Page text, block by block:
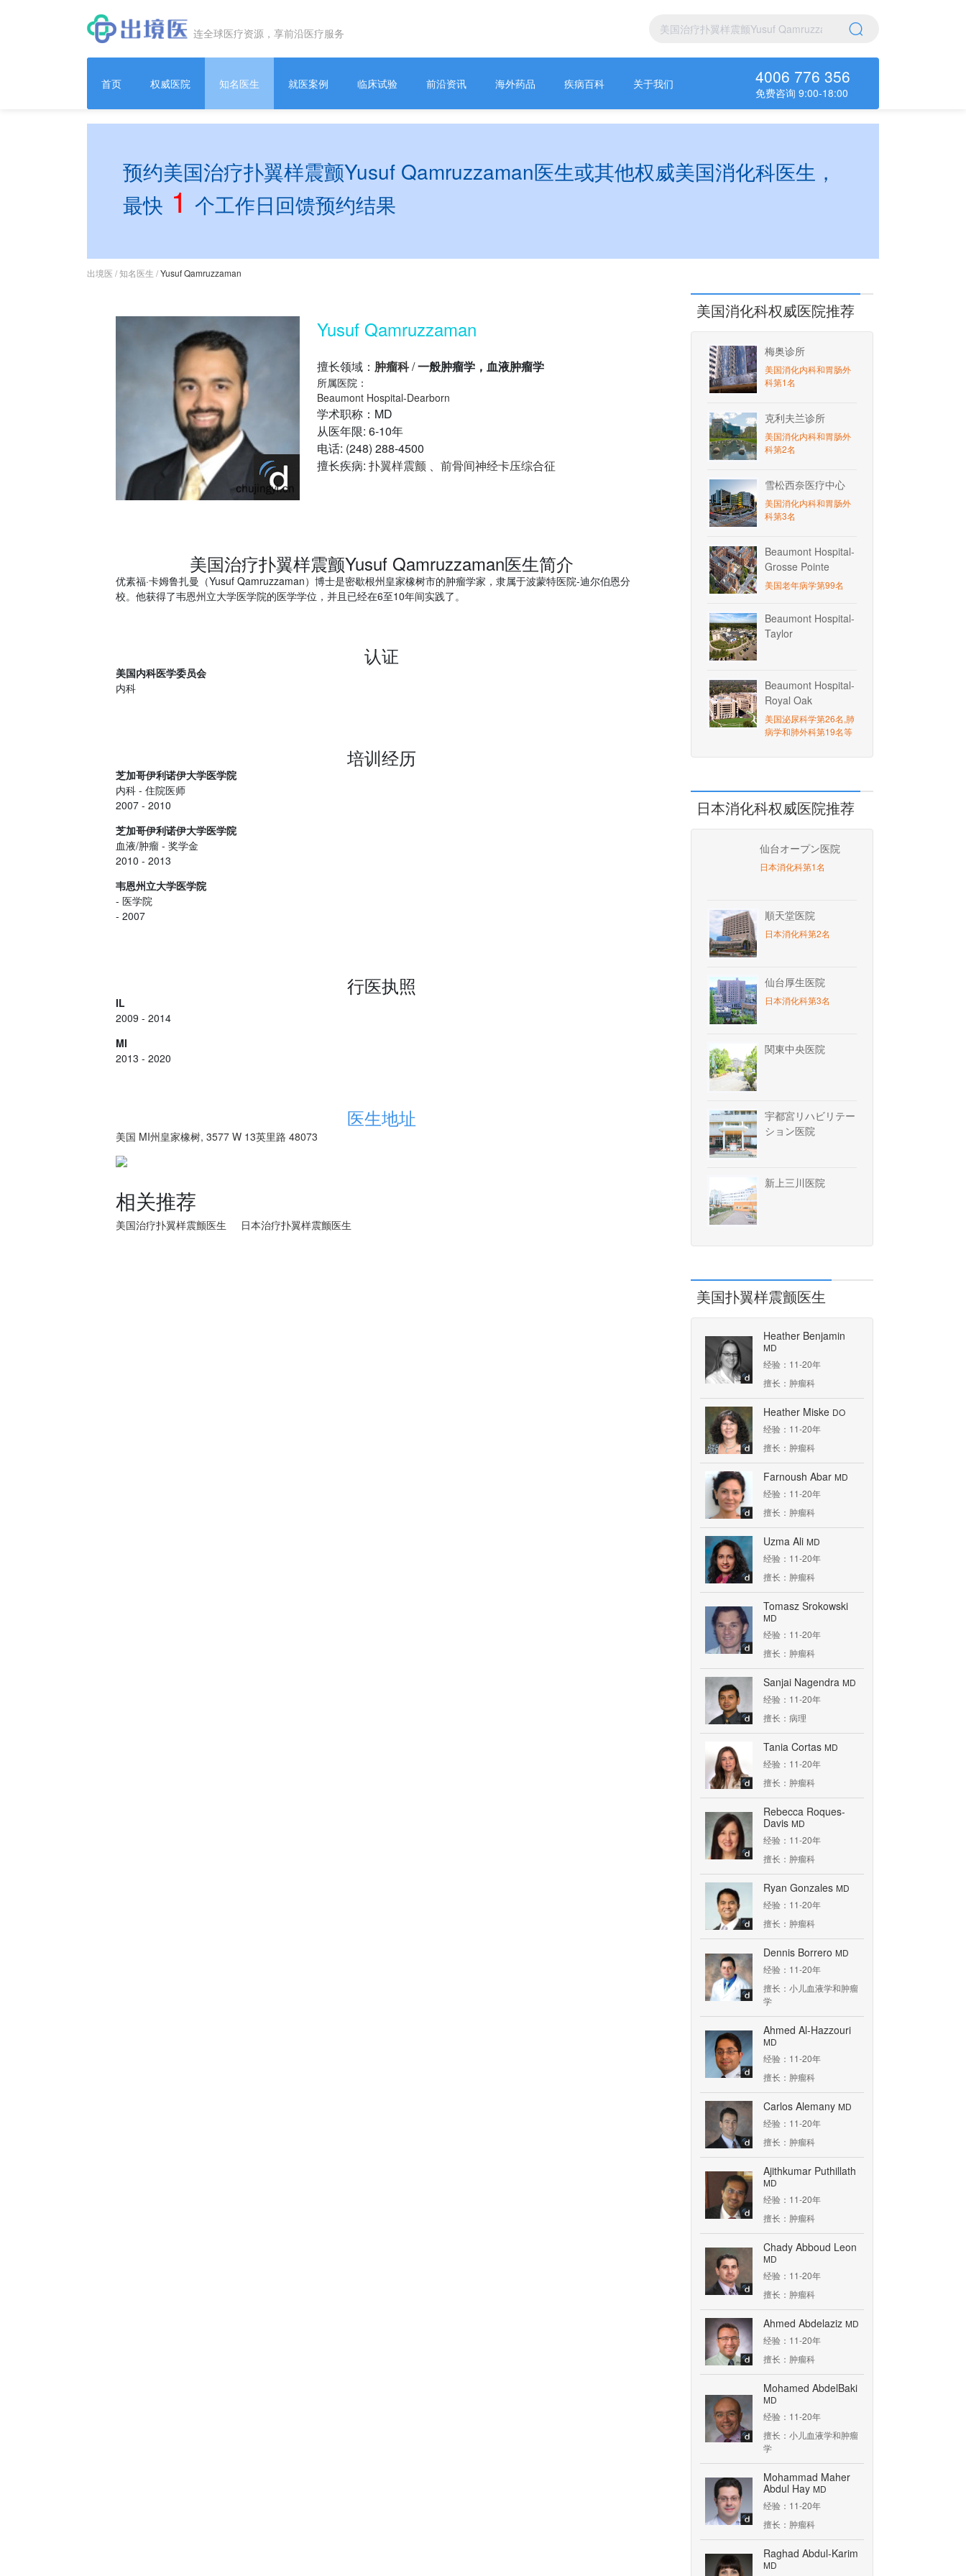
连全球医疗资源，享前沿医疗服务
首页 权威医院 知名医生 就医案例 临床试验 前沿资讯 海外药品 疾病百科 关于我们 4006 776 356
免费咨询 9:00-18:00
预约美国治疗扑翼样震颤Yusuf Qamruzzaman医生或其他权威美国消化科医生，
最快 1 个工作日回馈预约结果
出境医 /知名医生 /Yusuf Qamruzzaman
Yusuf Qamruzzaman
擅长领域： 肿瘤科/一般肿瘤学，血液肿瘤学
所属医院：
Beaumont Hospital-Dearborn
学术职称：MD
从医年限: 6-10年
电话: (248) 288-4500
擅长疾病: 扑翼样震颤、 前骨间神经卡压综合征
美国治疗扑翼样震颤Yusuf Qamruzzaman医生简介
优素福·卡姆鲁扎曼（Yusuf Qamruzzaman）博士是密歇根州皇家橡树市的肿瘤学家，隶属于波蒙特医院-迪尔伯恩分
校。他获得了韦恩州立大学医学院的医学学位，并且已经在6至10年间实践了。
认证
美国内科医学委员会
内科
培训经历
芝加哥伊利诺伊大学医学院
内科 - 住院医师
2007 - 2010
芝加哥伊利诺伊大学医学院
血液/肿瘤 - 奖学金
2010 - 2013
韦恩州立大学医学院
- 医学院
- 2007
行医执照
IL
2009 - 2014
MI
2013 - 2020
医生地址
美国 MI州皇家橡树, 3577 W 13英里路 48073
相关推荐
美国治疗扑翼样震颤医生 日本治疗扑翼样震颤医生
美国消化科权威医院推荐
梅奥诊所
美国消化内科和胃肠外
科第1名
克利夫兰诊所
美国消化内科和胃肠外
科第2名
雪松西奈医疗中心
美国消化内科和胃肠外
科第3名
Beaumont Hospital-
Grosse Pointe
美国老年病学第99名
Beaumont Hospital-
Taylor
Beaumont Hospital-
Royal Oak
美国泌尿科学第26名,肺
病学和肺外科第19名等
日本消化科权威医院推荐
仙台オープン医院
日本消化科第1名
順天堂医院
日本消化科第2名
仙台厚生医院
日本消化科第3名
関東中央医院
宇都宮リハビリテー
ション医院
新上三川医院
美国扑翼样震颤医生
Heather Benjamin
MD
经验：11-20年
擅长：肿瘤科
Heather Miske DO
经验：11-20年
擅长：肿瘤科
Farnoush Abar MD
经验：11-20年
擅长：肿瘤科
Uzma Ali MD
经验：11-20年
擅长：肿瘤科
Tomasz Srokowski
MD
经验：11-20年
擅长：肿瘤科
Sanjai Nagendra MD
经验：11-20年
擅长：病理
Tania Cortas MD
经验：11-20年
擅长：肿瘤科
Rebecca Roques-
Davis MD
经验：11-20年
擅长：肿瘤科
Ryan Gonzales MD
经验：11-20年
擅长：肿瘤科
Dennis Borrero MD
经验：11-20年
擅长：小儿血液学和肿瘤
学
Ahmed Al-Hazzouri
MD
经验：11-20年
擅长：肿瘤科
Carlos Alemany MD
经验：11-20年
擅长：肿瘤科
Ajithkumar Puthillath
MD
经验：11-20年
擅长：肿瘤科
Chady Abboud Leon
MD
经验：11-20年
擅长：肿瘤科
Ahmed Abdelaziz MD
经验：11-20年
擅长：肿瘤科
Mohamed AbdelBaki
MD
经验：11-20年
擅长：小儿血液学和肿瘤
学
Mohammad Maher
Abdul Hay MD
经验：11-20年
擅长：肿瘤科
Raghad Abdul-Karim
MD